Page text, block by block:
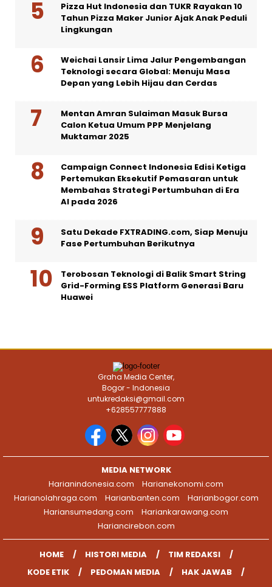
Pizza Hut Indonesia dan TUKR Rayakan 10
Tahun Pizza Maker Junior Ajak Anak Peduli
Lingkungan
Weichai Lansir Lima Jalur Pengembangan
Teknologi secara Global: Menuju Masa
Depan yang Lebih Hijau dan Cerdas
Mentan Amran Sulaiman Masuk Bursa
Calon Ketua Umum PPP Menjelang
Muktamar 2025
Campaign Connect Indonesia Edisi Ketiga
Pertemukan Eksekutif Pemasaran untuk
Membahas Strategi Pertumbuhan di Era
AI pada 2026
Satu Dekade FXTRADING.com, Siap Menuju
Fase Pertumbuhan Berikutnya
Terobosan Teknologi di Balik Smart String
Grid-Forming ESS Platform Generasi Baru
Huawei
Graha Media Center,
Bogor - Indonesia
untukredaksi@gmail.com
+628557777888
MEDIA NETWORK
Harianindonesia.com
Harianekonomi.com
Harianolahraga.com
Harianbanten.com
Harianbogor.com
Hariansumedang.com
Hariankarawang.com
Hariancirebon.com
HOME HISTORI MEDIA
TIM REDAKSI
KODE ETIK
PEDOMAN MEDIA
HAK JAWAB